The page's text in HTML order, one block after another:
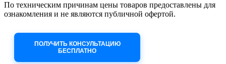
По техническим причинам цены товаров предоставлены для
ознакомления и не являются публичной офертой.
ПОЛУЧИТЬ КОНСУЛЬТАЦИЮ
БЕСПЛАТНО